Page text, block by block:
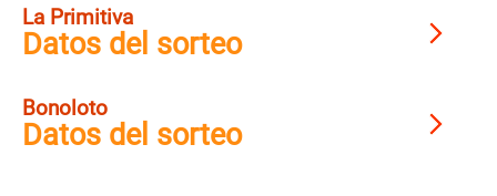
La Primitiva
Datos del sorteo
Bonoloto
Datos del sorteo